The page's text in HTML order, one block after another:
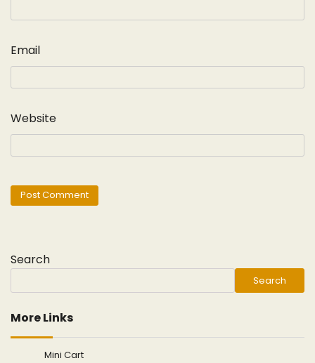
Email
Website
Search
Search
More Links
Mini Cart